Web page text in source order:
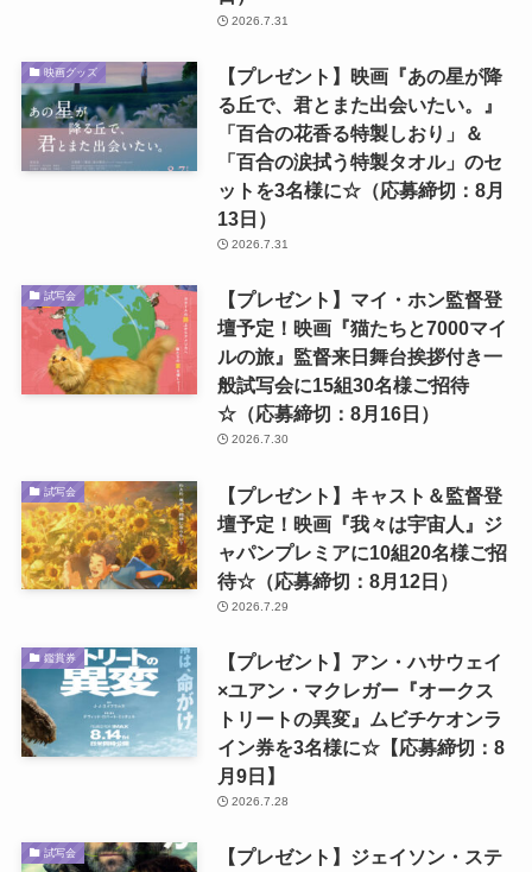
2026.7.31
映画グッズ
【プレゼント】映画『あの星が降
る丘で、君とまた出会いたい。』
「百合の花香る特製しおり」＆
「百合の涙拭う特製タオル」のセ
ットを3名様に☆（応募締切：8月
13日）
2026.7.31
試写会
【プレゼント】マイ・ホン監督登
壇予定！映画『猫たちと7000マイ
ルの旅』監督来日舞台挨拶付き一
般試写会に15組30名様ご招待
☆（応募締切：8月16日）
2026.7.30
試写会
【プレゼント】キャスト＆監督登
壇予定！映画『我々は宇宙人』ジ
ャパンプレミアに10組20名様ご招
待☆（応募締切：8月12日）
2026.7.29
鑑賞券
【プレゼント】アン・ハサウェイ
×ユアン・マクレガー『オークス
トリートの異変』ムビチケオンラ
イン券を3名様に☆【応募締切：8
月9日】
2026.7.28
試写会
【プレゼント】ジェイソン・ステ